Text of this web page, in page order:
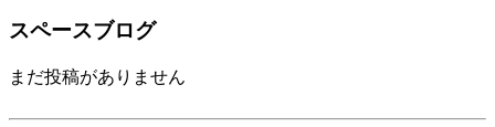
スペースブログ
まだ投稿がありません